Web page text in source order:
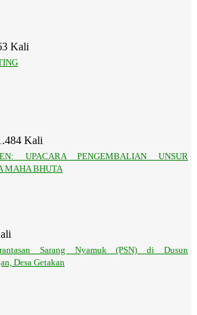
Kali
Kali
UPACARA PENGEMBALIAN UNSUR
MAHA BHUTA
Sarang Nyamuk (PSN) di Dusun
Desa Getakan